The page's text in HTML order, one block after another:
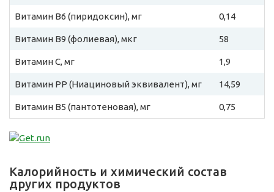
Витамин B6 (пиридоксин), мг 0,14
Витамин B9 (фолиевая), мкг 58
Витамин C, мг 1,9
Витамин PP (Ниациновый эквивалент), мг 14,59
Витамин B5 (пантотеновая), мг 0,75
Калорийность и химический состав
других продуктов